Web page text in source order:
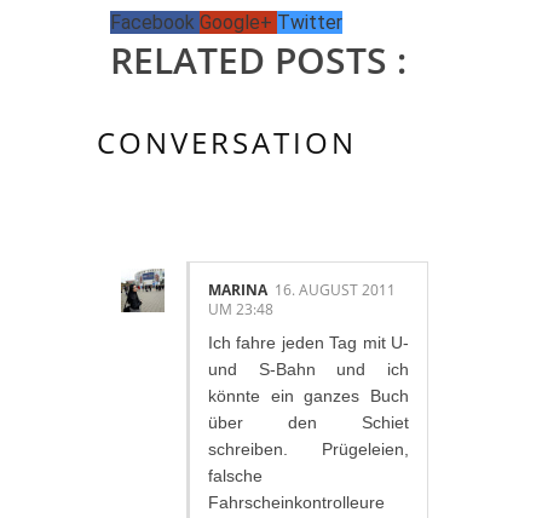
Facebook Google+ Twitter
RELATED POSTS :
CONVERSATION
MARINA 16. AUGUST 2011
UM 23:48
Ich fahre jeden Tag mit U-
und S-Bahn und ich
könnte ein ganzes Buch
über den Schiet
schreiben. Prügeleien,
falsche
Fahrscheinkontrolleure